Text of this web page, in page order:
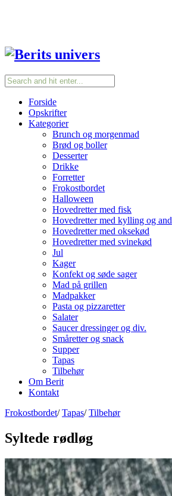
Forside
Opskrifter
Kategorier
Brunch og morgenmad
Brød og boller
Desserter
Drikke
Forretter
Frokostbordet
Halloween
Hovedretter med fisk
Hovedretter med kylling og and
Hovedretter med oksekød
Hovedretter med svinekød
Jul
Kager
Konfekt og søde sager
Mad på grillen
Madpakker
Pasta og pizzaretter
Salater
Saucer dressinger og div.
Småretter og snack
Supper
Tapas
Tilbehør
Om Berit
Kontakt
Frokostbordet/ Tapas/ Tilbehør
Syltede rødløg